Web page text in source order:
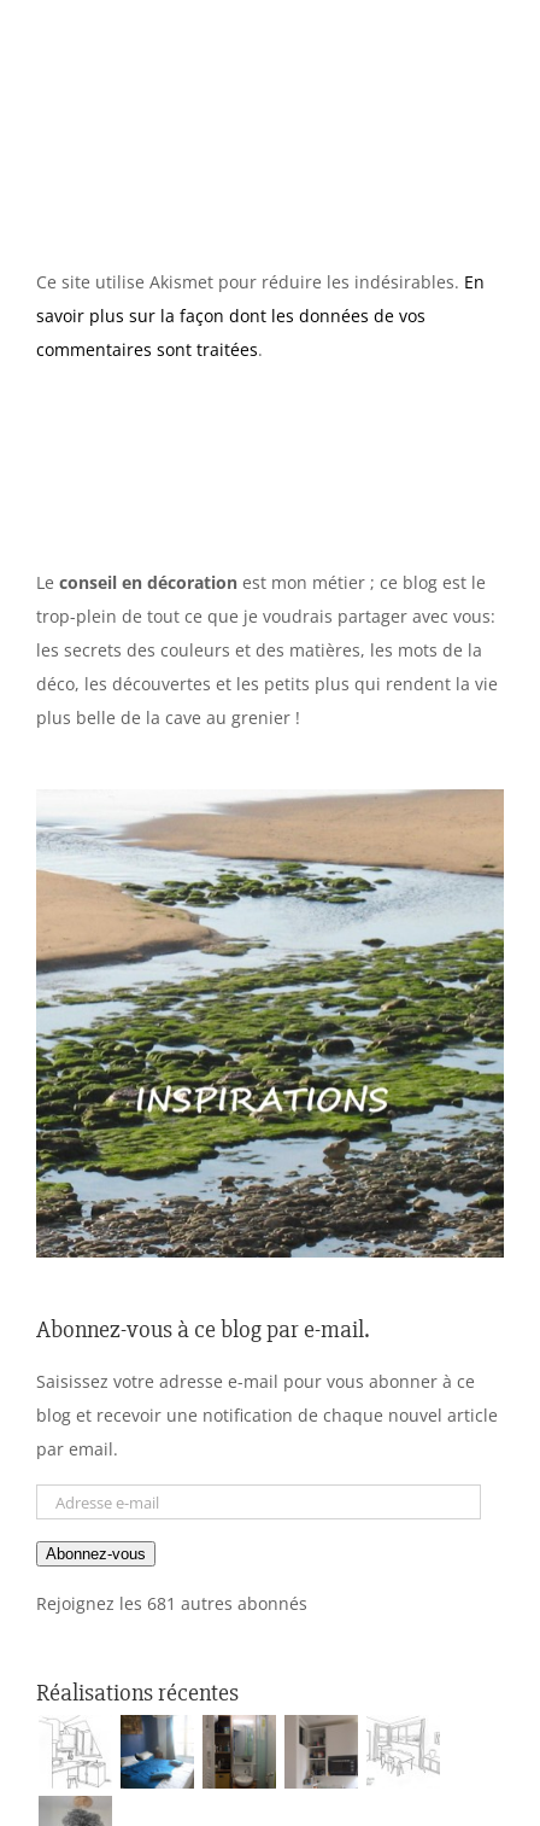
Ce site utilise Akismet pour réduire les indésirables. En
savoir plus sur la façon dont les données de vos
commentaires sont traitées.
Le conseil en décoration est mon métier ; ce blog est le
trop-plein de tout ce que je voudrais partager avec vous:
les secrets des couleurs et des matières, les mots de la
déco, les découvertes et les petits plus qui rendent la vie
plus belle de la cave au grenier !
Abonnez-vous à ce blog par e-mail.
Saisissez votre adresse e-mail pour vous abonner à ce
blog et recevoir une notification de chaque nouvel article
par email.
Adresse
mail
Abonnez-vous
Rejoignez les 681 autres abonnés
Réalisations récentes